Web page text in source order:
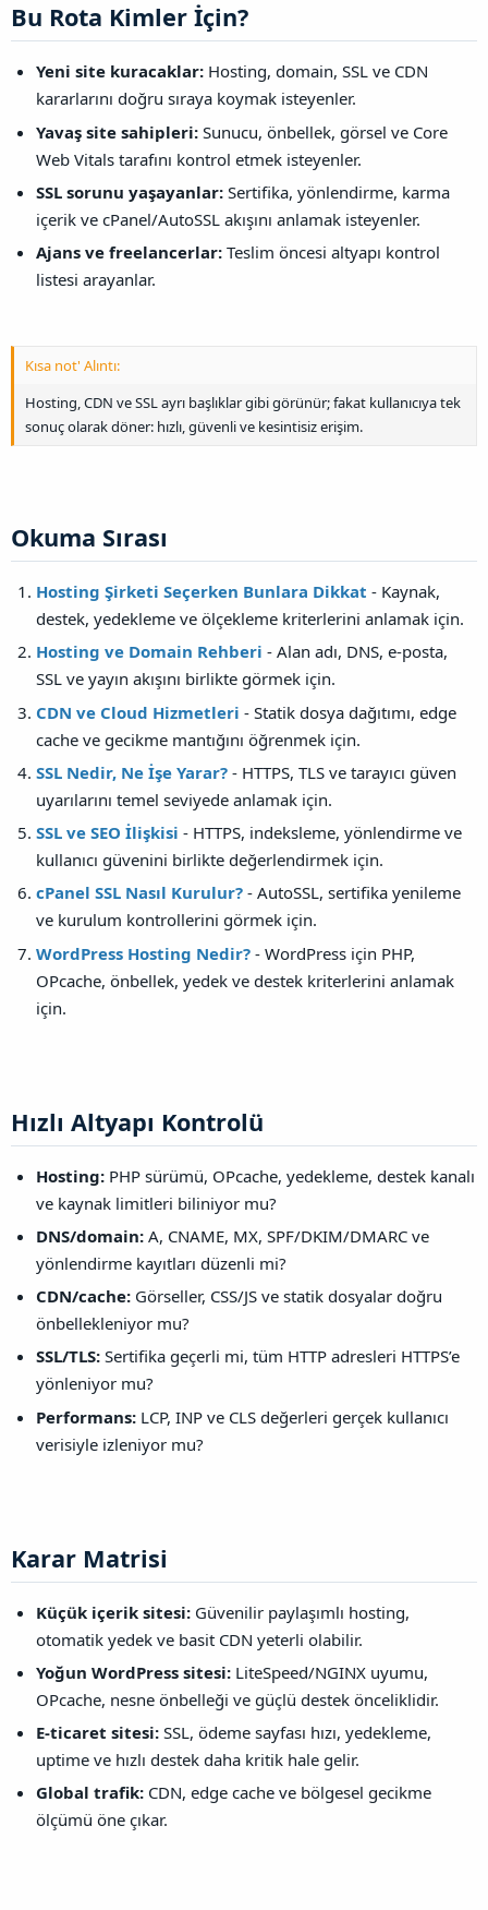
Bu Rota Kimler İçin?​
Yeni site kuracaklar: Hosting, domain, SSL ve CDN
kararlarını doğru sıraya koymak isteyenler.
Yavaş site sahipleri: Sunucu, önbellek, görsel ve Core
Web Vitals tarafını kontrol etmek isteyenler.
SSL sorunu yaşayanlar: Sertifika, yönlendirme, karma
içerik ve cPanel/AutoSSL akışını anlamak isteyenler.
Ajans ve freelancerlar: Teslim öncesi altyapı kontrol
listesi arayanlar.
Kısa not' Alıntı:
Hosting, CDN ve SSL ayrı başlıklar gibi görünür; fakat kullanıcıya tek
sonuç olarak döner: hızlı, güvenli ve kesintisiz erişim.
Okuma Sırası​
Hosting Şirketi Seçerken Bunlara Dikkat - Kaynak,
destek, yedekleme ve ölçekleme kriterlerini anlamak için.
Hosting ve Domain Rehberi - Alan adı, DNS, e-posta,
SSL ve yayın akışını birlikte görmek için.
CDN ve Cloud Hizmetleri - Statik dosya dağıtımı, edge
cache ve gecikme mantığını öğrenmek için.
SSL Nedir, Ne İşe Yarar? - HTTPS, TLS ve tarayıcı güven
uyarılarını temel seviyede anlamak için.
SSL ve SEO İlişkisi - HTTPS, indeksleme, yönlendirme ve
kullanıcı güvenini birlikte değerlendirmek için.
cPanel SSL Nasıl Kurulur? - AutoSSL, sertifika yenileme
ve kurulum kontrollerini görmek için.
WordPress Hosting Nedir? - WordPress için PHP,
OPcache, önbellek, yedek ve destek kriterlerini anlamak
için.
Hızlı Altyapı Kontrolü​
Hosting: PHP sürümü, OPcache, yedekleme, destek kanalı
ve kaynak limitleri biliniyor mu?
DNS/domain: A, CNAME, MX, SPF/DKIM/DMARC ve
yönlendirme kayıtları düzenli mi?
CDN/cache: Görseller, CSS/JS ve statik dosyalar doğru
önbellekleniyor mu?
SSL/TLS: Sertifika geçerli mi, tüm HTTP adresleri HTTPS’e
yönleniyor mu?
Performans: LCP, INP ve CLS değerleri gerçek kullanıcı
verisiyle izleniyor mu?
Karar Matrisi​
Küçük içerik sitesi: Güvenilir paylaşımlı hosting,
otomatik yedek ve basit CDN yeterli olabilir.
Yoğun WordPress sitesi: LiteSpeed/NGINX uyumu,
OPcache, nesne önbelleği ve güçlü destek önceliklidir.
E-ticaret sitesi: SSL, ödeme sayfası hızı, yedekleme,
uptime ve hızlı destek daha kritik hale gelir.
Global trafik: CDN, edge cache ve bölgesel gecikme
ölçümü öne çıkar.